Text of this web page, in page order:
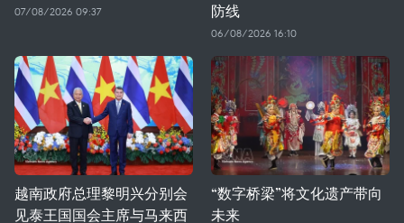
07/08/2026 09:37
防线
06/08/2026 16:10
越南政府总理黎明兴分别会
见泰王国国会主席与马来西
“数字桥梁”将文化遗产带向
未来